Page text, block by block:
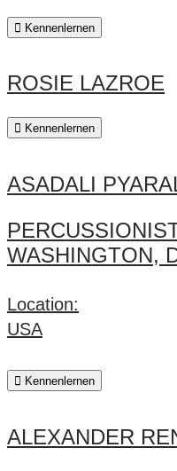
Kennenlernen
ROSIE LAZROE
Kennenlernen
ASADALI
WASHINGTON,
Location:
USA
Kennenlernen
ALEXANDER